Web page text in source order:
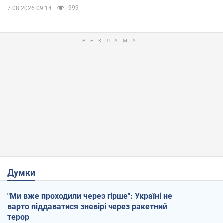
7.08.2026 09:14 999
Думки
"Ми вже проходили через гірше": Україні не
варто піддаватися зневірі через ракетний
терор